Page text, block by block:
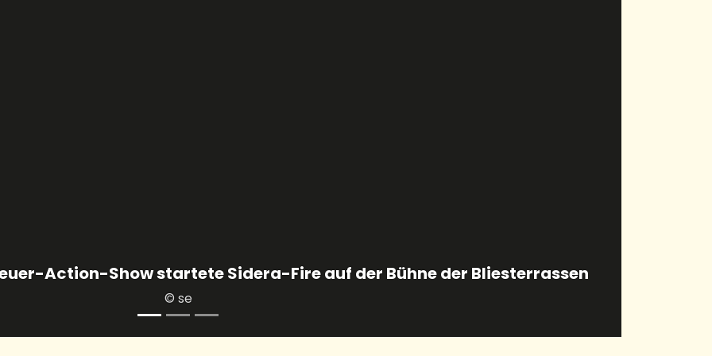
Hüttenarbeiterenten schwammen in der Blies
© se